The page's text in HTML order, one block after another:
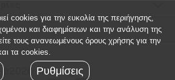
©2026 Plus4u.gr
cookies για την ευκολία της περιήγησης,
και διαφημίσεων και την ανάλυση της
τους ανανεωμένους όρους χρήσης για την
τα cookies.
Ρυθμίσεις